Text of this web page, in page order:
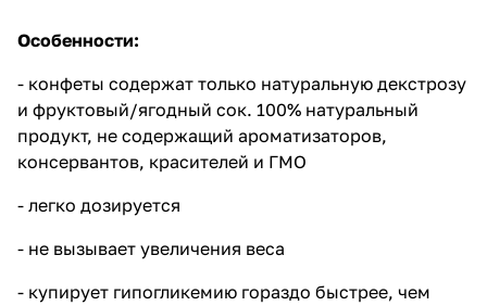
Особенности:
- конфеты содержат только натуральную декстрозу
и фруктовый/ягодный сок. 100% натуральный
продукт, не содержащий ароматизаторов,
консервантов, красителей и ГМО
- легко дозируется
- не вызывает увеличения веса
- купирует гипогликемию гораздо быстрее, чем